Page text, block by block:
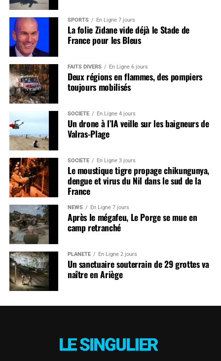
SPORTS En Ligne 7 jours
La folie Zidane vide déjà le Stade de
France pour les Bleus
FAITS DIVERS En Ligne 6 jours
Deux régions en flammes, des pompiers
toujours mobilisés
SOCIÉTÉ En Ligne 4 jours
Un drone à l’IA veille sur les baigneurs de
Valras-Plage
SOCIÉTÉ En Ligne 3 jours
Le moustique tigre propage chikungunya,
dengue et virus du Nil dans le sud de la
France
NEWS En Ligne 7 jours
Après le mégafeu, Le Porge se mue en
camp retranché
PLANÈTE En Ligne 2 jours
Un sanctuaire souterrain de 29 grottes va
naître en Ariège